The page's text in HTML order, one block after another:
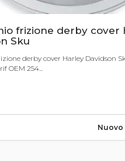
frizione derby cover
Sku
derby cover Harley Davidson
OEM 254...
Nuovo